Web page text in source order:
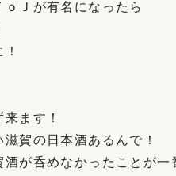
ｏＪが有名になったら
ます！
滋賀の日本酒あるんで！
酒が呑めなかったことが